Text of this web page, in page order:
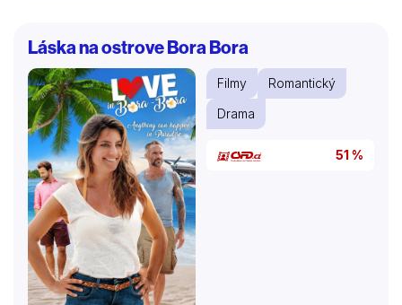
Láska na ostrove Bora Bora
Filmy
Romantický
Drama
51 %